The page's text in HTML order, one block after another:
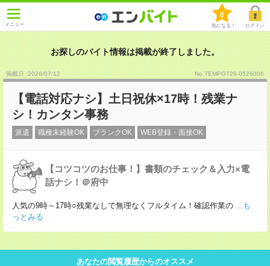
メニュー
0
気になる！ ログイン
お探しのバイト情報は掲載が終了しました。
掲載日 :2026/07/12 No.TEMPGT26-0526006
【電話対応ナシ】土日祝休×17時！残業ナ
シ！カンタン事務
派遣 職種未経験OK ブランクOK WEB登録・面接OK
【コツコツのお仕事！】書類のチェック＆入力×電
話ナシ！＠府中
人気の9時～17時○残業なしで無理なくフルタイム！確認作業の ...も
っとみる
あなたの閲覧履歴からのオススメ